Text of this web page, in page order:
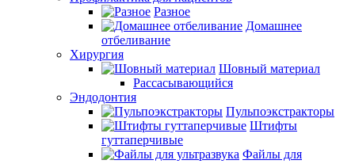
Разное
Домашнее
отбеливание
Хирургия
Шовный материал
Рассасывающийся
Эндодонтия
Пульпоэкстракторы
Штифты
гуттаперчивые
Файлы для